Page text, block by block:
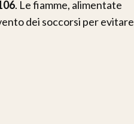
. Le fiamme, alimentate
dei soccorsi per evitare